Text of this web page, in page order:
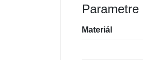
Parametre
Materiál